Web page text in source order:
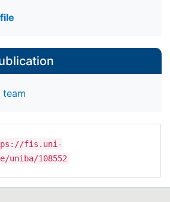
team
fis.uni-
uniba/108552